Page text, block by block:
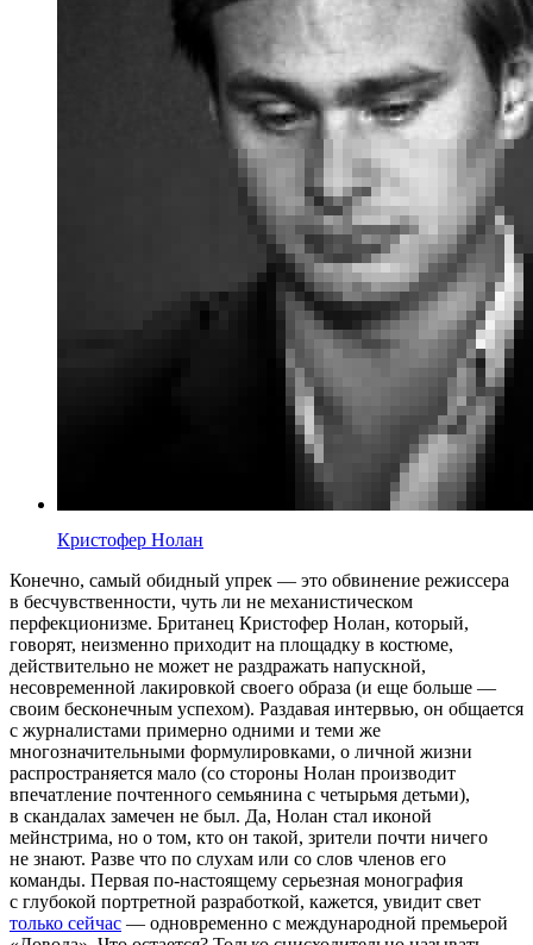
Кристофер Нолан
Конечно, самый обидный упрек — это обвинение режиссера
в бесчувственности, чуть ли не механистическом
перфекционизме. Британец Кристофер Нолан, который,
говорят, неизменно приходит на площадку в костюме,
действительно не может не раздражать напускной,
несовременной лакировкой своего образа (и еще больше —
своим бесконечным успехом). Раздавая интервью, он общается
с журналистами примерно одними и теми же
многозначительными формулировками, о личной жизни
распространяется мало (со стороны Нолан производит
впечатление почтенного семьянина с четырьмя детьми),
в скандалах замечен не был. Да, Нолан стал иконой
мейнстрима, но о том, кто он такой, зрители почти ничего
не знают. Разве что по слухам или со слов членов его
команды. Первая по-настоящему серьезная монография
с глубокой портретной разработкой, кажется, увидит свет
только сейчас — одновременно с международной премьерой